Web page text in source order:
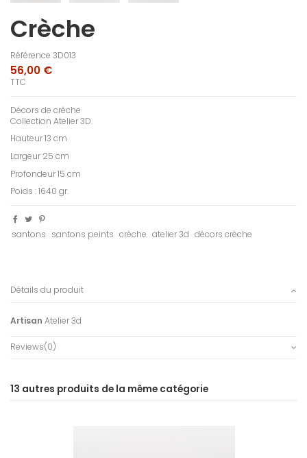
Crèche
Référence 3D013
56,00 €
TTC
Décors de crèche
Collection Atelier 3D.
Hauteur 13 cm
Largeur 25 cm
Profondeur 15 cm
Poids : 1640 gr.
santons santons peints crèche atelier 3d décors crèche
Détails du produit
Artisan Atelier 3d
Reviews(0)
13 autres produits de la même catégorie